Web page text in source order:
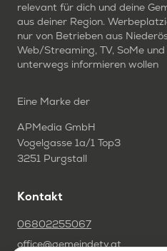
relevant für dich und deine
aus deiner Region.
nur von Betrieben aus
Web/Streaming, TV, SoMe
unterwegs informieren wollen
Eine Marke der
APMedia GmbH
Vogelgasse 1a/1 Top3
3251 Purgstall
Kontakt
06802255067
office@gemeindetv.at